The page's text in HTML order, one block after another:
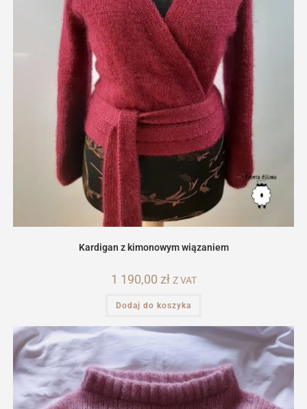
Kardigan z kimonowym wiązaniem
1 190,00 zł Z VAT
Dodaj do koszyka